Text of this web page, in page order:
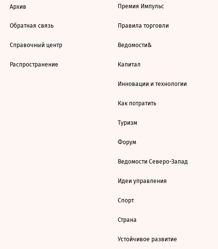
Архив
Обратная связь
Справочный центр
Распространение
Премия Импульс
Правила торговли
Ведомости&
Капитал
Инновации и технологии
Как потратить
Туризм
Форум
Ведомости Северо-Запад
Идеи управления
Спорт
Страна
Устойчивое развитие